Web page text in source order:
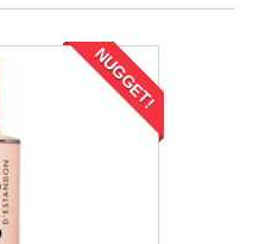
NUGGET!